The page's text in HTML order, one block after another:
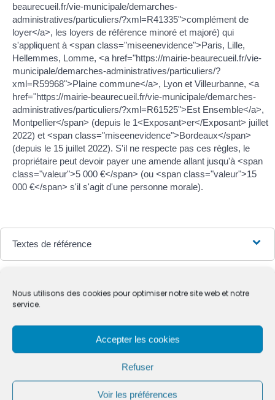
Nous utilisons des cookies pour optimiser notre site web et notre
service.
Accepter les cookies
Refuser
Voir les préférences
beaurecueil.fr/vie-municipale/demarches-
administratives/particuliers/?xml=R41335">complément de
loyer</a>, les loyers de référence minoré et majoré) qui
s'appliquent à <span class="miseenevidence">Paris, Lille,
Hellemmes, Lomme, <a href="https://mairie-beaurecueil.fr/vie-
municipale/demarches-administratives/particuliers/?
xml=R59968">Plaine commune</a>, Lyon et Villeurbanne, <a
href="https://mairie-beaurecueil.fr/vie-municipale/demarches-
administratives/particuliers/?xml=R61525">Est Ensemble</a>,
Montpellier</span> (depuis le 1<Exposant>er</Exposant> juillet
2022) et <span class="miseenevidence">Bordeaux</span>
(depuis le 15 juillet 2022). S'il ne respecte pas ces règles, le
propriétaire peut devoir payer une amende allant jusqu'à <span
class="valeur">5 000 €</span> (ou <span class="valeur">15
000 €</span> s'il s'agit d'une personne morale).
Textes de référence
Questions ? Réponses !
Logement à louer : que doit indiquer l'annonce de
Logement à louer : que doit indiquer l'annonce du